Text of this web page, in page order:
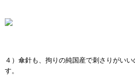
４）傘針も、拘りの純国産で刺さりがい
す。